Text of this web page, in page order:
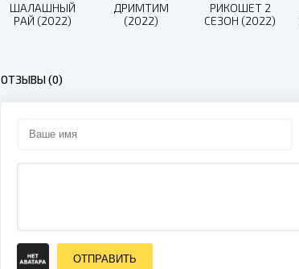
ШАЛАШНЫЙ
РАЙ (2022)
ДРИМТИМ
(2022)
РИКОШЕТ 2
СЕЗОН (2022)
ОТЗЫВЫ (0)
ОТПРАВИТЬ